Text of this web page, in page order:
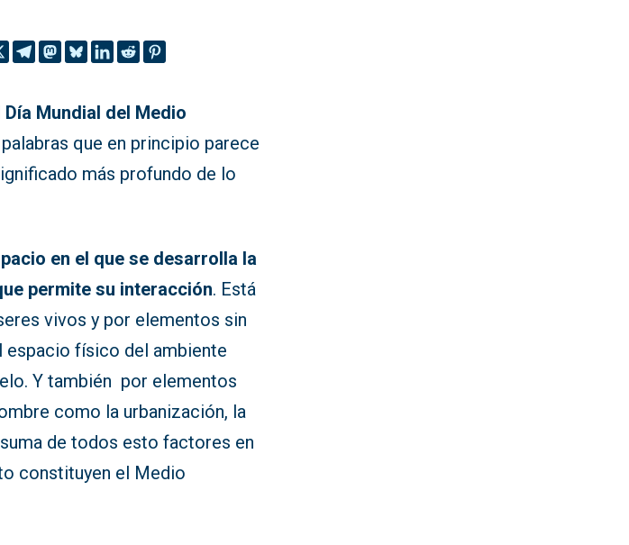
Mundial del Medio
que en principio parece
más profundo de lo
en el que se desarrolla la
permite su interacción. Está
vivos y por elementos sin
espacio físico del ambiente
Y también por elementos
como la urbanización, la
de todos esto factores en
constituyen el Medio